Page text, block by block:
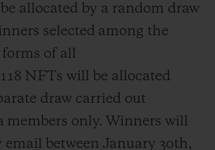
allocated by a random draw
selected among the
of all
NFTs will be allocated
draw carried out
members only. Winners will
email between January 30th,